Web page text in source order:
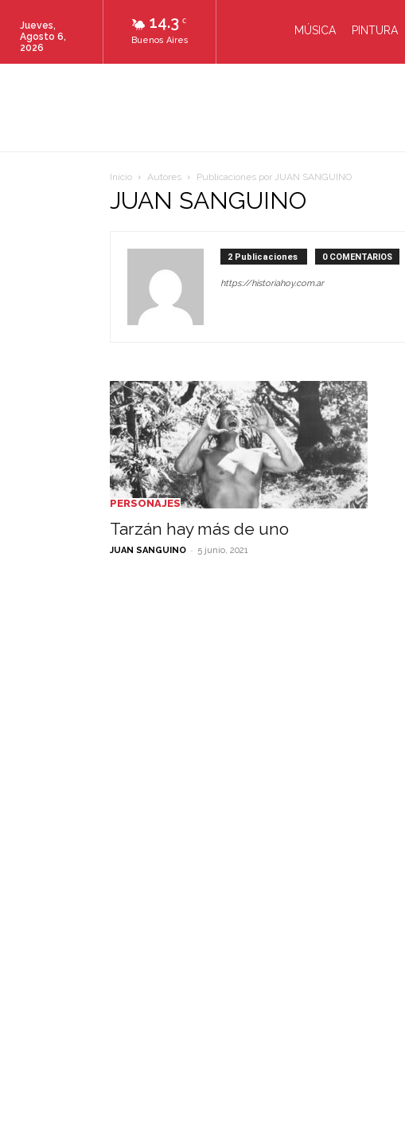
14.3 C
Buenos Aires
Jueves,
Agosto 6,
2026
MÚSICA PINTURA
Inicio Autores Publicaciones por JUAN SANGUINO
JUAN SANGUINO
2 Publicaciones 0 COMENTARIOS
https://historiahoy.com.ar
PERSONAJES
Tarzán hay más de uno
JUAN SANGUINO - 5 junio, 2021